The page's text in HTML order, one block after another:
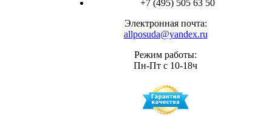
+7 (495) 505 63 50
Электронная почта:
allposuda@yandex.ru
Режим работы:
Пн-Пт с 10-18ч